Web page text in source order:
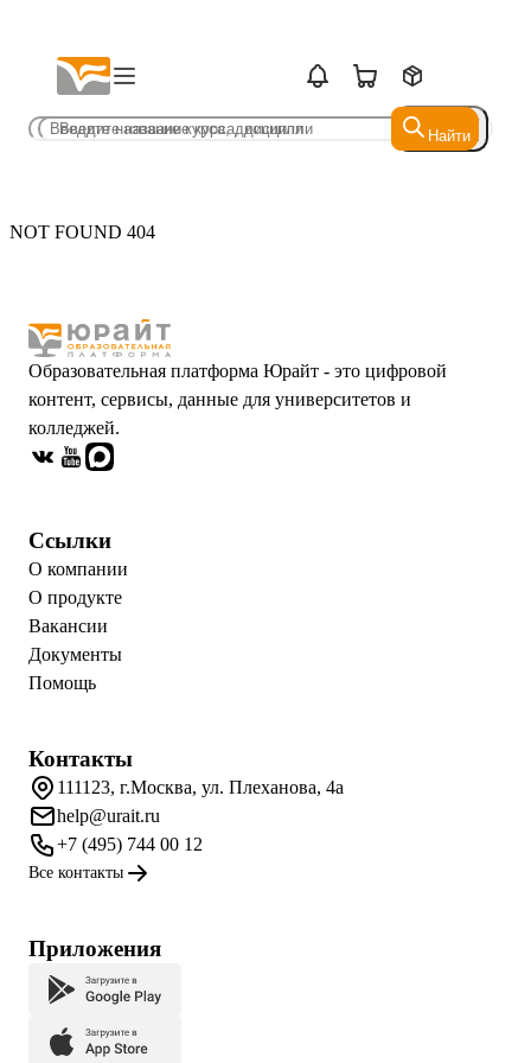
Найти
Найти
NOT FOUND 404
Образовательная платформа Юрайт - это цифровой
контент, сервисы, данные для университетов и
колледжей.
Ссылки
О компании
О продукте
Вакансии
Документы
Помощь
Контакты
111123, г.Москва, ул. Плеханова, 4а
help@urait.ru
+7 (495) 744 00 12
Все контакты
Приложения